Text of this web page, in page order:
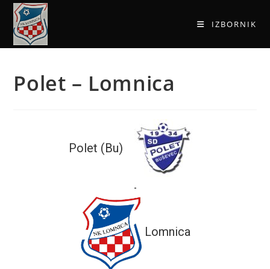
IZBORNIK
Polet – Lomnica
Polet (Bu)
-
Lomnica